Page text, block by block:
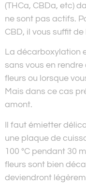
(THCa, CBDa, etc)
ne sont pas actifs.
CBD, il vous suffit
La décarboxylation
sans vous en
fleurs ou lorsque
Mais dans ce cas
amont.
Il faut émietter
une plaque de
100 °C pendant 30
fleurs sont bien
deviendront